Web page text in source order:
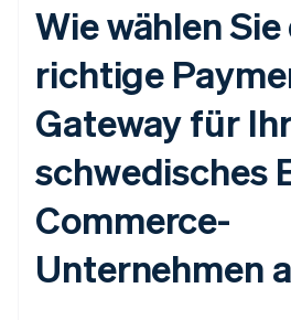
Wie wählen
richtige
Gateway für
schwedisches
Commerce-
Unternehmen